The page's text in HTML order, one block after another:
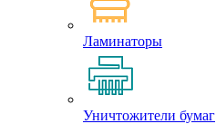
Ламинаторы
Уничтожители бумаг